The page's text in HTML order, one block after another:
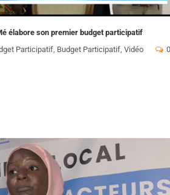
élabore son premier budget participatif
Participatif, Budget Participatif, Vidéo